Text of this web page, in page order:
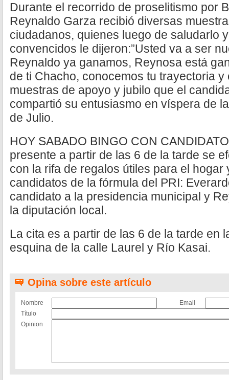
Durante el recorrido de proselitismo por
Reynaldo Garza recibió diversas
ciudadanos, quienes luego de saludarlo
convencidos le dijeron:”Usted va a ser
Reynaldo ya ganamos, Reynosa está
de ti Chacho, conocemos tu trayectoria y
muestras de apoyo y jubilo que el
compartió su entusiasmo en víspera de
de Julio.
HOY SABADO BINGO CON
presente a partir de las 6 de la tarde se
con la rifa de regalos útiles para el hogar
candidatos de la fórmula del PRI:
candidato a la presidencia municipal y
la diputación local.
La cita es a partir de las 6 de la tarde en
esquina de la calle Laurel y Río Kasai.
Opina sobre este artículo
Nombre
Email
Título
Opinion